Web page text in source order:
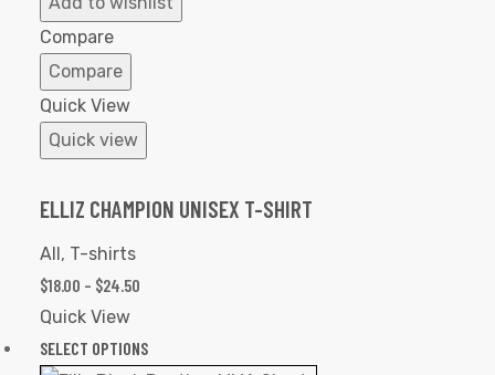
Compare
Compare
Quick View
Quick view
ELLIZ CHAMPION UNISEX T-SHIRT
All , T-shirts
$18.00 – $24.50
Quick View
SELECT OPTIONS